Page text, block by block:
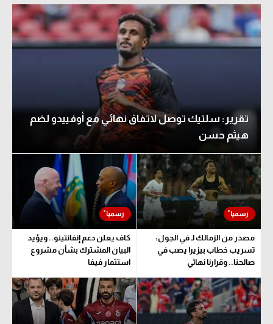
تقرير: سلتيك توصل لاتفاق نهائي مع أوفييدو لضم
هيثم حسن
مصدر من الزمالك لـ في الجول:
تسريب خطاب بيزيرا يصب في
صالحنا.. وقرارنا نهائي
كاف يعلن دعم إنفانتينو.. ويؤيد
البيان المشترك بشأن مشروع
استثمار فيفا